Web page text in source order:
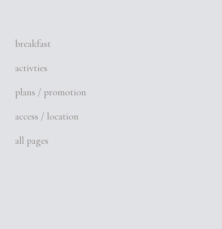
breakfast
activties
plans / promotion
access / location
all pages